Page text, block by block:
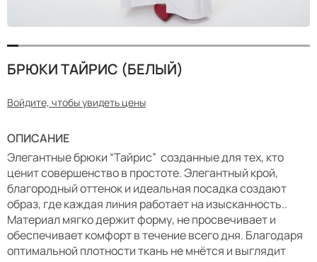
БРЮКИ ТАЙРИС (БЕЛЫЙ)
Войдите, чтобы увидеть цены
ОПИСАНИЕ
Элегантные брюки “Тайрис” созданные для тех, кто
ценит совершенство в простоте. Элегантный крой,
благородный оттенок и идеальная посадка создают
образ, где каждая линия работает на изысканность..
Материал мягко держит форму, не просвечивает и
обеспечивает комфорт в течение всего дня. Благодаря
оптимальной плотности ткань не мнётся и выглядит